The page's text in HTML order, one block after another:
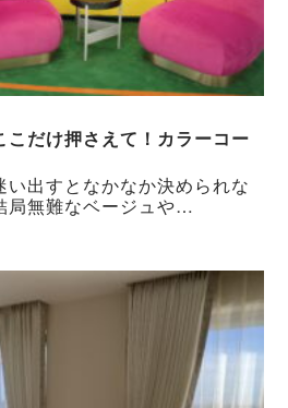
こだけ押さえて！カラーコー
い出すとなかなか決められな
局無難なベージュや…